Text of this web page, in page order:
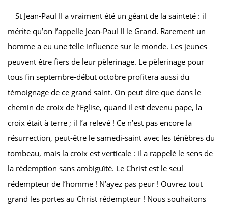
St Jean-Paul II a vraiment été un géant de la sainteté : il
mérite qu’on l’appelle Jean-Paul II le Grand. Rarement un
homme a eu une telle influence sur le monde. Les jeunes
peuvent être fiers de leur pèlerinage. Le pèlerinage pour
tous fin septembre-début octobre profitera aussi du
témoignage de ce grand saint. On peut dire que dans le
chemin de croix de l’Eglise, quand il est devenu pape, la
croix était à terre ; il l’a relevé ! Ce n’est pas encore la
résurrection, peut-être le samedi-saint avec les ténèbres du
tombeau, mais la croix est verticale : il a rappelé le sens de
la rédemption sans ambiguïté. Le Christ est le seul
rédempteur de l’homme ! N’ayez pas peur ! Ouvrez tout
grand les portes au Christ rédempteur ! Nous souhaitons